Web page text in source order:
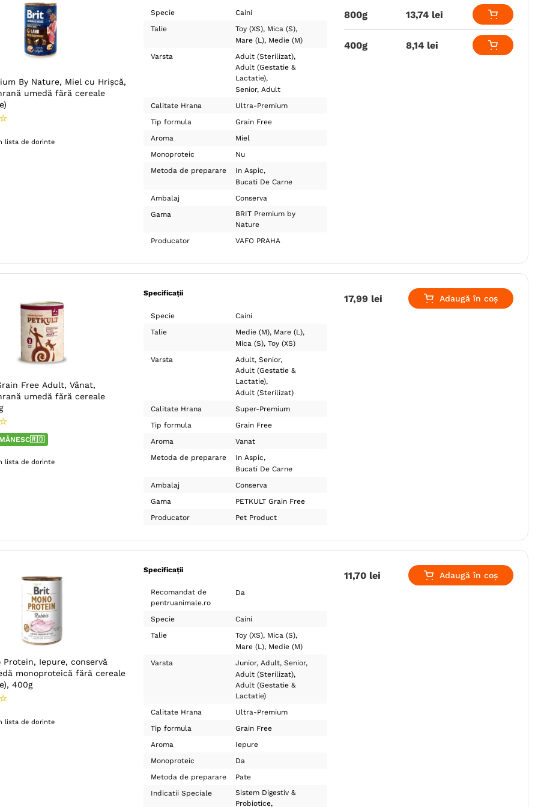
By Nature, Miel cu Hrişcă,
umedă fără cereale
lista de dorinte
Specie
Caini
Talie
Toy (XS) Mica (S)
Mare (L) Medie (M)
Varsta
Adult (Sterilizat)
Adult (Gestatie &
Lactatie)
Senior Adult
Calitate Hrana
Ultra-Premium
Tip formula
Grain Free
Aroma
Miel
Monoproteic
Nu
Metoda de preparare
In Aspic
Bucati De Carne
Ambalaj
Conserva
Gama
BRIT Premium by
Nature
Producator
VAFO PRAHA
800g 13,74 lei
400g 8,14 lei
Free Adult, Vânat,
umedă fără cereale
lista de dorinte
Specificații
Specie
Caini
Talie
Medie (M) Mare (L)
Mica (S) Toy (XS)
Varsta
Adult Senior
Adult (Gestatie &
Lactatie)
Adult (Sterilizat)
Calitate Hrana
Super-Premium
Tip formula
Grain Free
Aroma
Vanat
Metoda de preparare
In Aspic
Bucati De Carne
Ambalaj
Conserva
Gama
PETKULT Grain Free
Producator
Pet Product
17,99 lei Adaugă în coș
Protein, Iepure, conservă
monoproteică fără cereale
400g
lista de dorinte
Specificații
Recomandat de
pentruanimale.ro
Da
Specie
Caini
Talie
Toy (XS) Mica (S)
Mare (L) Medie (M)
Varsta
Junior Adult Senior
Adult (Sterilizat)
Adult (Gestatie &
Lactatie)
Calitate Hrana
Ultra-Premium
Tip formula
Grain Free
Aroma
Iepure
Monoproteic
Da
Metoda de preparare
Pate
Indicatii Speciale
Sistem Digestiv &
Probiotice
11,70 lei Adaugă în coș